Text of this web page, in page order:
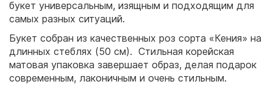
букет универсальным, изящным и подходящим для
самых разных ситуаций.
Букет собран из качественных роз сорта «Кения» на
длинных стеблях (50 см). Стильная корейская
матовая упаковка завершает образ, делая подарок
современным, лаконичным и очень стильным.